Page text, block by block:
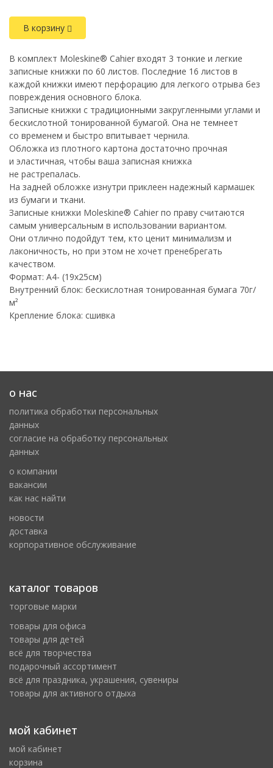
В корзину
В комплект Moleskine® Cahier входят 3 тонкие и легкие
записные книжки по 60 листов. Последние 16 листов в
каждой книжки имеют перфорацию для легкого отрыва без
повреждения основного блока.
Записные книжки с традиционными закругленными углами и
бескислотной тонированной бумагой. Она не темнеет
со временем и быстро впитывает чернила.
Обложка из плотного картона достаточно прочная
и эластичная, чтобы ваша записная книжка
не растрепалась.
На задней обложке изнутри приклеен надежный кармашек
из бумаги и ткани.
Записные книжки Moleskine® Cahier по праву считаются
самым универсальным в использовании вариантом.
Они отлично подойдут тем, кто ценит минимализм и
лаконичность, но при этом не хочет пренебрегать
качеством.
Формат: A4- (19х25cм)
Внутренний блок: бескислотная тонированная бумага 70г/
м²
Крепление блока: сшивка
о нас
политика обработки персональных
данных
cогласие на обработку персональных
данных
о компании
вакансии
как нас найти
новости
доставка
корпоративное обслуживание
каталог товаров
торговые марки
товары для офиса
товары для детей
всё для творчества
подарочный ассортимент
всё для праздника, украшения, сувениры
товары для активного отдыха
мой кабинет
мой кабинет
корзина